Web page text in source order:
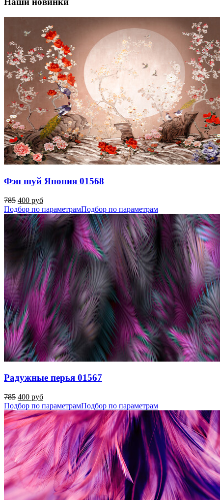
Фэн шуй Япония 01568
785 400 руб
Подбор по параметрамПодбор по параметрам
Радужные перья 01567
785 400 руб
Подбор по параметрамПодбор по параметрам